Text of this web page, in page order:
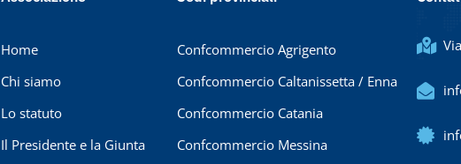
Home
Chi siamo
Lo statuto
Il Presidente e la Giunta
Confcommercio Agrigento
Confcommercio Caltanissetta / Enna
Confcommercio Catania
Confcommercio Messina